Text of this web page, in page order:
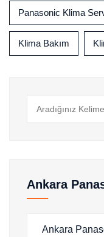
Panasonic Klima
Klima Bakım
Ankara
Ankara